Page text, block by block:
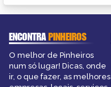
ENCONTRAPINHEIROS
O melhor de Pinheiros
num só lugar! Dicas, onde
ir, o que fazer, as melhores